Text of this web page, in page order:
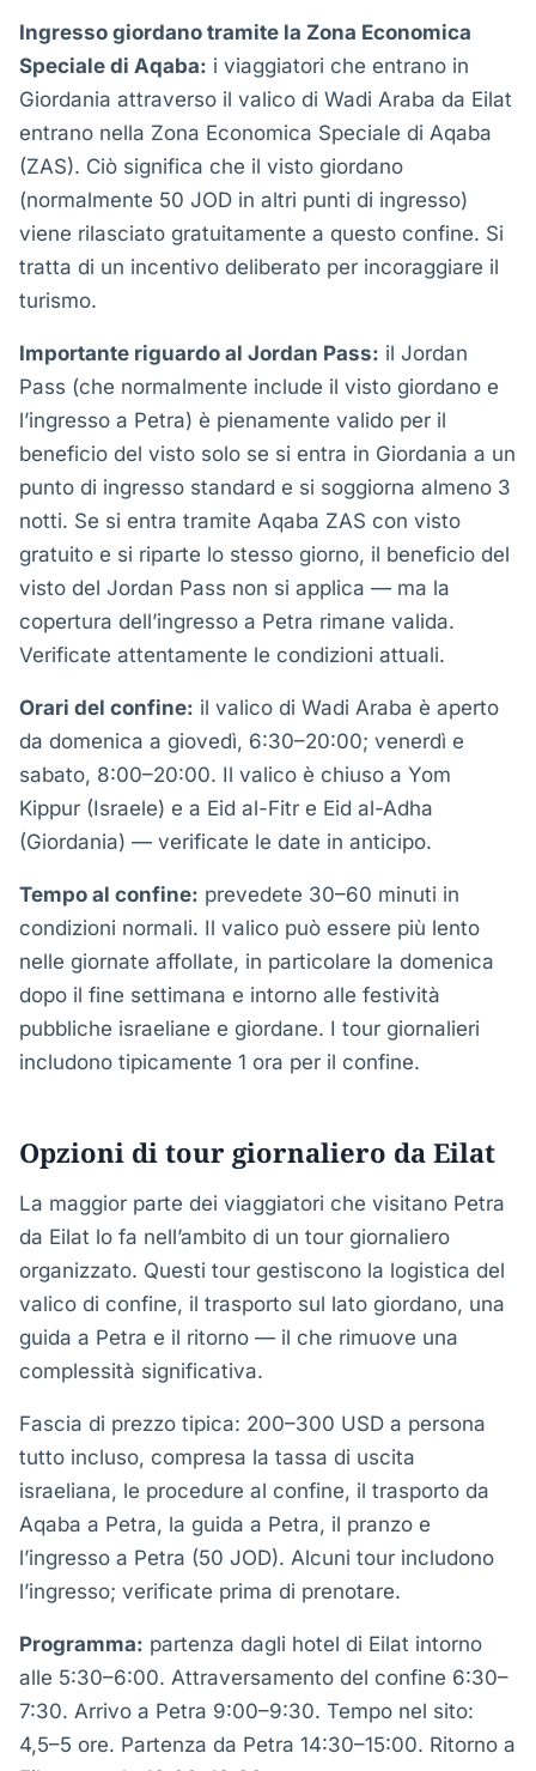
Ingresso giordano tramite la Zona Economica
Speciale di Aqaba: i viaggiatori che entrano in
Giordania attraverso il valico di Wadi Araba da Eilat
entrano nella Zona Economica Speciale di Aqaba
(ZAS). Ciò significa che il visto giordano
(normalmente 50 JOD in altri punti di ingresso)
viene rilasciato gratuitamente a questo confine. Si
tratta di un incentivo deliberato per incoraggiare il
turismo.
Importante riguardo al Jordan Pass: il Jordan
Pass (che normalmente include il visto giordano e
l’ingresso a Petra) è pienamente valido per il
beneficio del visto solo se si entra in Giordania a un
punto di ingresso standard e si soggiorna almeno 3
notti. Se si entra tramite Aqaba ZAS con visto
gratuito e si riparte lo stesso giorno, il beneficio del
visto del Jordan Pass non si applica — ma la
copertura dell’ingresso a Petra rimane valida.
Verificate attentamente le condizioni attuali.
Orari del confine: il valico di Wadi Araba è aperto
da domenica a giovedì, 6:30–20:00; venerdì e
sabato, 8:00–20:00. Il valico è chiuso a Yom
Kippur (Israele) e a Eid al-Fitr e Eid al-Adha
(Giordania) — verificate le date in anticipo.
Tempo al confine: prevedete 30–60 minuti in
condizioni normali. Il valico può essere più lento
nelle giornate affollate, in particolare la domenica
dopo il fine settimana e intorno alle festività
pubbliche israeliane e giordane. I tour giornalieri
includono tipicamente 1 ora per il confine.
Opzioni di tour giornaliero da Eilat
La maggior parte dei viaggiatori che visitano Petra
da Eilat lo fa nell’ambito di un tour giornaliero
organizzato. Questi tour gestiscono la logistica del
valico di confine, il trasporto sul lato giordano, una
guida a Petra e il ritorno — il che rimuove una
complessità significativa.
Fascia di prezzo tipica: 200–300 USD a persona
tutto incluso, compresa la tassa di uscita
israeliana, le procedure al confine, il trasporto da
Aqaba a Petra, la guida a Petra, il pranzo e
l’ingresso a Petra (50 JOD). Alcuni tour includono
l’ingresso; verificate prima di prenotare.
Programma: partenza dagli hotel di Eilat intorno
alle 5:30–6:00. Attraversamento del confine 6:30–
7:30. Arrivo a Petra 9:00–9:30. Tempo nel sito:
4,5–5 ore. Partenza da Petra 14:30–15:00. Ritorno a